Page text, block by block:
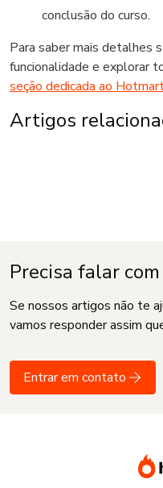
conclusão do curso.
Para saber mais detalhes
funcionalidade e explorar
seção dedicada ao
Artigos
Precisa falar
Se nossos artigos não te
vamos responder assim
Entrar em contato